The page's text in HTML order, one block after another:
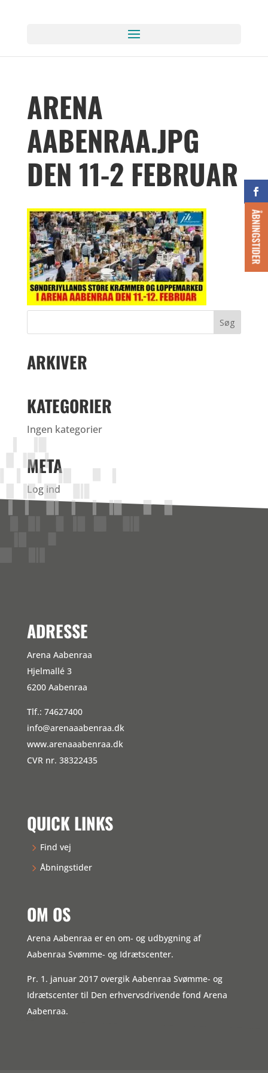
ÅBNINGSTIDER
ARENA
AABENRAA.JPG
DEN 11-2 FEBRUAR
ARKIVER
KATEGORIER
Ingen kategorier
META
Log ind
ADRESSE
Arena Aabenraa
Hjelmallé 3
6200 Aabenraa
Tlf.: 74627400
info@arenaaabenraa.dk
www.arenaaabenraa.dk
CVR nr. 38322435
QUICK LINKS
Find vej
Åbningstider
OM OS
Arena Aabenraa er en om- og udbygning af
Aabenraa Svømme- og Idrætscenter.
Pr. 1. januar 2017 overgik Aabenraa Svømme- og
Idrætscenter til Den erhvervsdrivende fond Arena
Aabenraa.